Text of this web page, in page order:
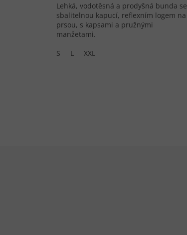
Lehká, vodotěsná a prodyšná bunda se
sbalitelnou kapucí, reflexním logem na
prsou, s kapsami a pružnými
manžetami.
S
L XXL